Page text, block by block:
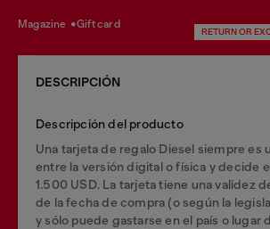
magazine gift card
RETURN OR
DESCRIPCIÓN
Descripción del producto
Una tarjeta de regalo Diesel siempre es
entre la versión digital o física y decide
1.500 USD. La tarjeta tiene una validez
de la fecha de compra (o según la
y sólo puede gastarse en el país o lugar